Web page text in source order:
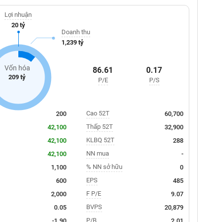
Vốn hóa
209 tỷ
Lợi nhuận
20 tỷ
Doanh thu
1,239 tỷ
86.61
P/E
0.17
P/S
200
42,100
42,100
42,100
1,100
600
2,000
0.05
-1.90
Cao 52T
60,700
Thấp 52T
32,900
KLBQ 52T
288
NN mua
-
% NN sở hữu
0
EPS
485
F P/E
9.07
BVPS
20,879
P/B
2.01